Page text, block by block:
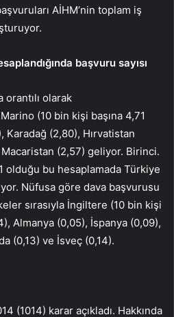
AİHM’nin toplam iş
başvuru sayısı
olarak
(10 bin kişi başına 4,71
(2,80), Hırvatistan
(2,57) geliyor. Birinci.
olduğu bu hesaplamada Türkiye
Nüfusa göre dava başvurusu
sırasıyla İngiltere (10 bin kişi
Almanya (0,05), İspanya (0,09),
(0,13) ve İsveç (0,14).
(1014) karar açıkladı. Hakkında